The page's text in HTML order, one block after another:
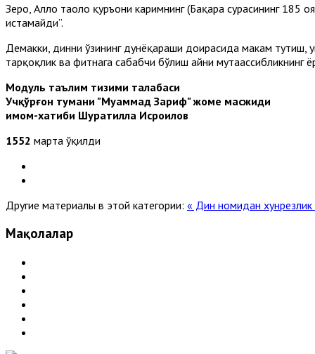
Зеро, Аллоҳ таоло қуръони каримнинг (Бақара сурасининг 185
истамайди”.
Демакки, динни ўзининг дунёқараши доирасида маҳкам
тарқоқлик ва фитнага сабабчи бўлиш айни мутаассибликнинг
Модуль таълим тизими талабаси
Учқўрғон тумани "Муҳаммад Зариф" жоме масжиди
имом-хатиби Шуҳратилла Исроилов
1552 марта ўқилди
Другие материалы в этой категории: « Дин номидан хунрезлик
Мақолалар